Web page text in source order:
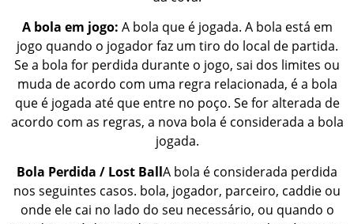
A bola em jogo: A bola que é jogada. A bola está em
jogo quando o jogador faz um tiro do local de partida.
Se a bola for perdida durante o jogo, sai dos limites ou
muda de acordo com uma regra relacionada, é a bola
que é jogada até que entre no poço. Se for alterada de
acordo com as regras, a nova bola é considerada a bola
jogada.
Bola Perdida / Lost BallA bola é considerada perdida
nos seguintes casos. bola, jogador, parceiro, caddie ou
onde ele cai no lado do seu necessário, ou quando o